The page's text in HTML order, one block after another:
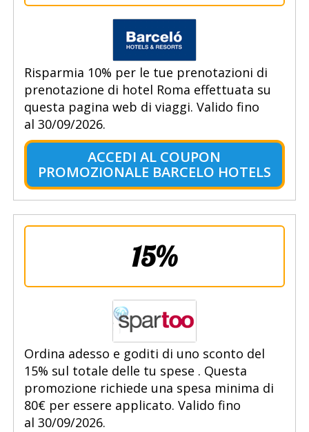
Risparmia 10% per le tue prenotazioni di
prenotazione di hotel Roma effettuata su
questa pagina web di viaggi. Valido fino
al 30/09/2026.
ACCEDI AL COUPON
PROMOZIONALE BARCELO HOTELS
15%
Ordina adesso e goditi di uno sconto del
15% sul totale delle tu spese . Questa
promozione richiede una spesa minima di
80€ per essere applicato. Valido fino
al 30/09/2026.